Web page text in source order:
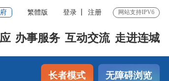
繁體版 登录 注册 网站支持IPV6
办事服务 互动交流 走进连城
长者模式 无障碍浏览